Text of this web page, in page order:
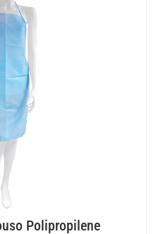
Polipropilene